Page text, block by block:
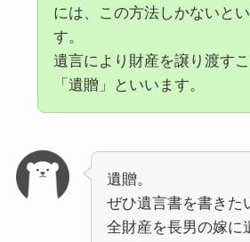
には、この方法しかないと
す。
遺言により財産を譲り渡す
「遺贈」といいます。
遺贈。
ぜひ遺言書を書きた
全財産を長男の嫁に